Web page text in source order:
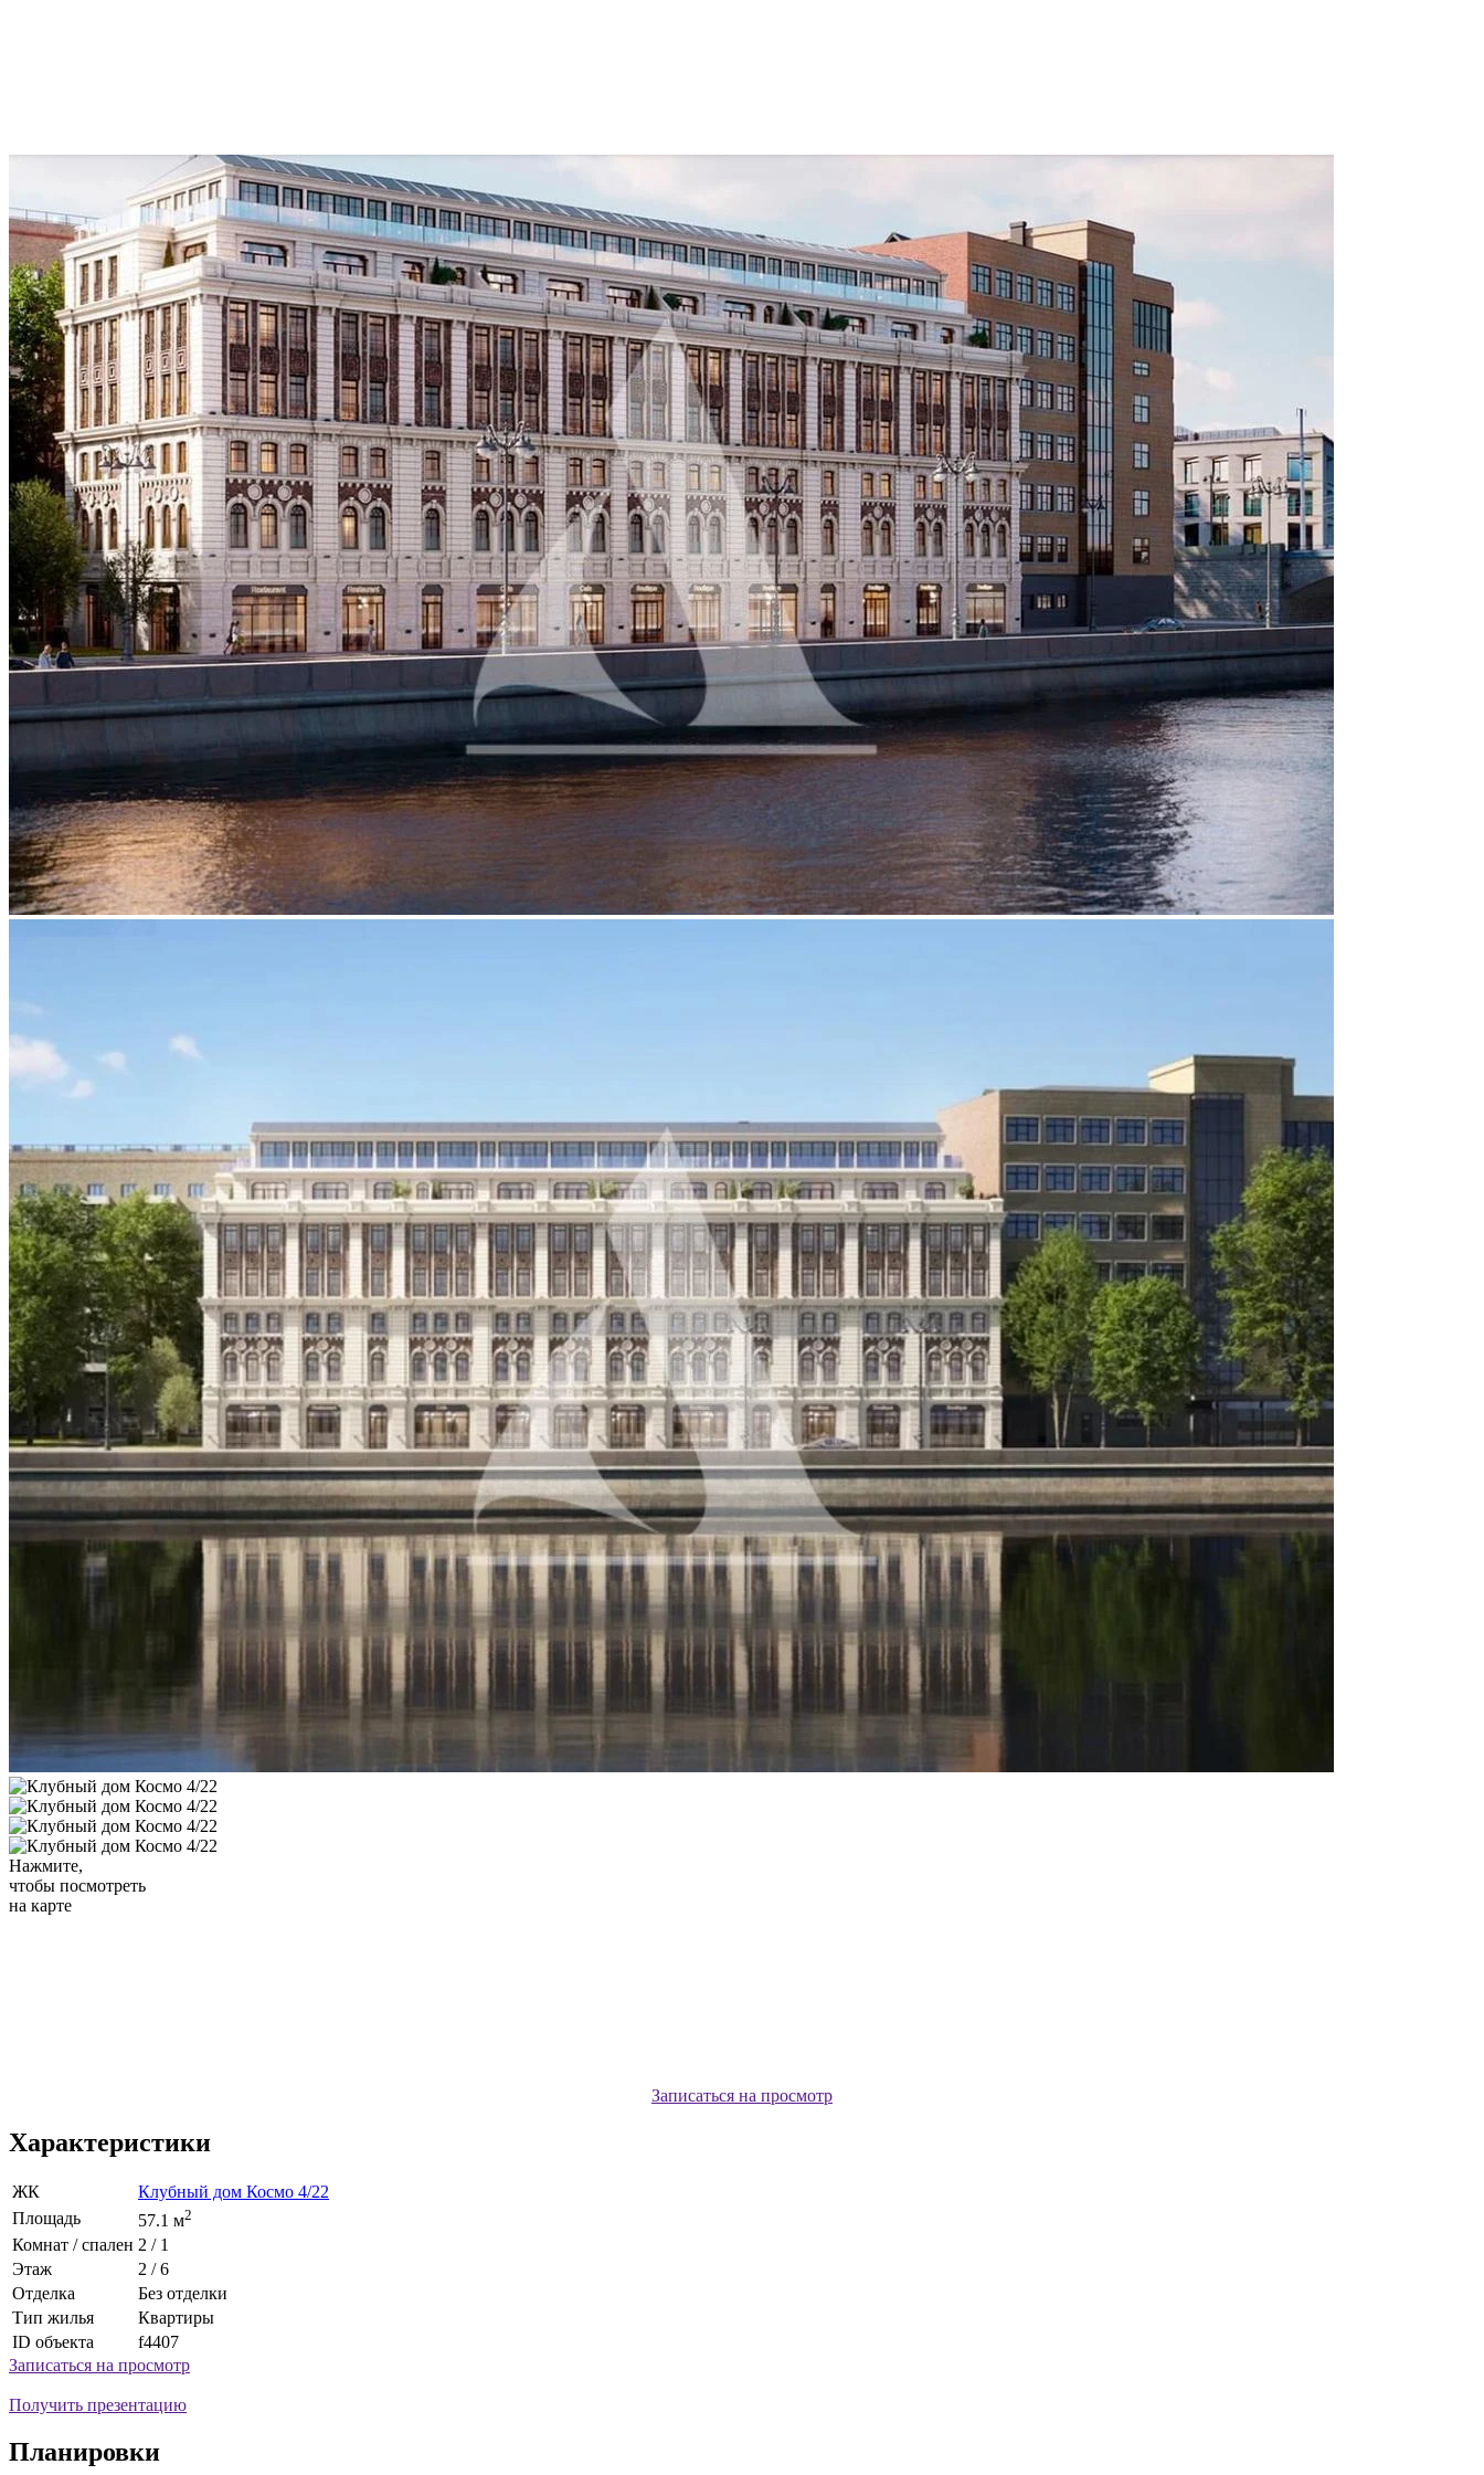
Нажмите,
чтобы посмотреть
на карте
Записаться на просмотр
Характеристики
ЖК
Клубный дом Космо 4/22
Площадь
57.1 м2
Комнат / спален 2 / 1
Этаж
2 / 6
Отделка
Без отделки
Тип жилья
Квартиры
ID объекта
f4407
Записаться на просмотр
Получить презентацию
Планировки